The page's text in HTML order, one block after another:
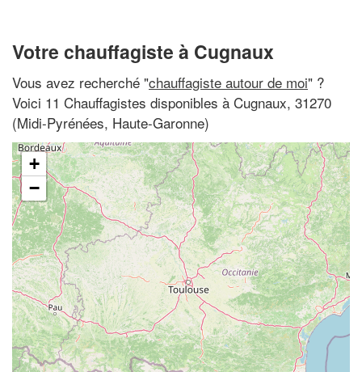
Votre chauffagiste à Cugnaux
Vous avez recherché "chauffagiste autour de moi" ?
Voici 11 Chauffagistes disponibles à Cugnaux, 31270
(Midi-Pyrénées, Haute-Garonne)
+
−